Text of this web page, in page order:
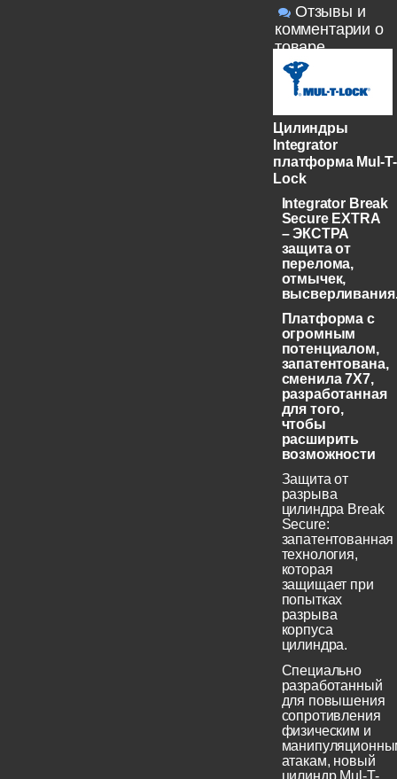
Отзывы и
комментарии о
товаре
Цилиндры
Integrator
платформа Mul-T-
Lock
Integrator Break
Secure EXTRA
– ЭКСТРА
защита от
перелома,
отмычек,
Платформа с
огромным
потенциалом,
запатентована,
сменила 7X7,
разработанная
для того,
чтобы
расширить
возможности
Защита от
разрыва
цилиндра Break
Secure:
запатентованная
технология,
которая
защищает при
попытках
разрыва
корпуса
цилиндра.
Специально
разработанный
для повышения
сопротивления
физическим и
атакам, новый
цилиндр Mul-T-